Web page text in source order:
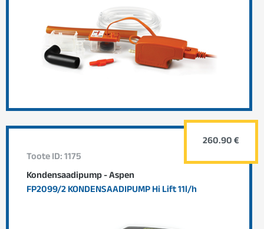
Toote ID: 1175
Kondensaadipump - Aspen
FP2099/2 KONDENSAADIPUMP Hi Lift 11l/h
260.90 €